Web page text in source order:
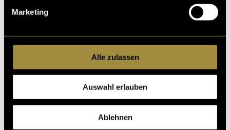
Marketing
Alle zulassen
Auswahl erlauben
Ablehnen
3329 Tage seit dem